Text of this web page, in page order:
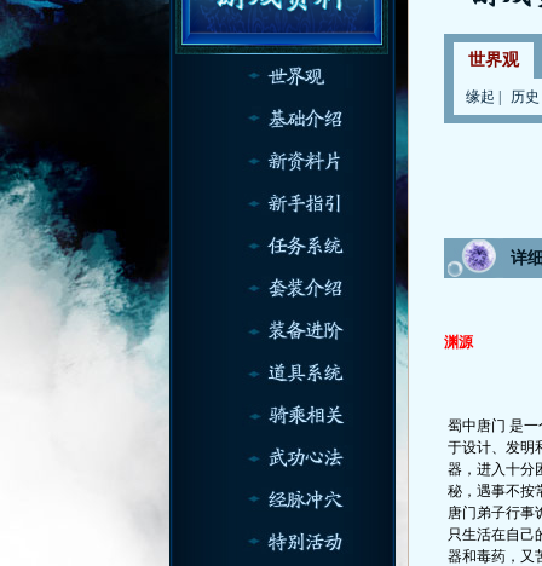
世界观
缘起 历史
详
渊源
蜀中唐门 是
于设计、发明
器，进入十分
秘，遇事不按
唐门弟子行事
只生活在自己
器和毒药，又